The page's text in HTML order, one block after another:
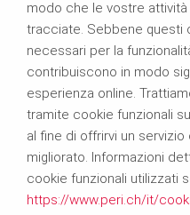
modo che le vostre
tracciate. Sebbene questi
necessari per la
contribuiscono in modo
esperienza online.
tramite cookie funzionali
al fine di offrirvi un
migliorato. Informazioni
cookie funzionali utilizzati
https://www.peri.ch/it/